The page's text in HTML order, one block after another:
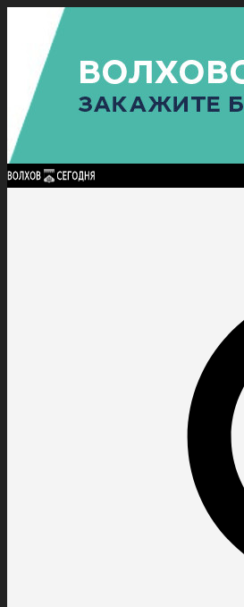
Найти:
ГЛАВНАЯ ПОЛИТИКАПРОИСШЕСТВИЯ
ПОЛИТИКА
КУЛЬТУРА
ПОСЕЛЕНИЯ